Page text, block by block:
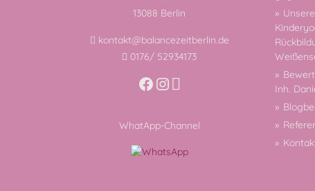
13088 Berlin
kontakt@balancezeitberlin.de
0176/ 52934173
Facebook
Instagram
WhatApp-Channel
Inh.